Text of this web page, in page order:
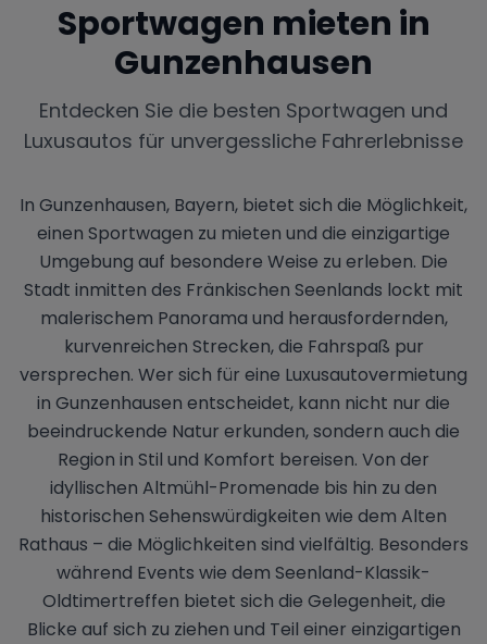
Sportwagen mieten in
Gunzenhausen
Entdecken Sie die besten Sportwagen und
Luxusautos für unvergessliche Fahrerlebnisse
In Gunzenhausen, Bayern, bietet sich die Möglichkeit,
einen Sportwagen zu mieten und die einzigartige
Umgebung auf besondere Weise zu erleben. Die
Stadt inmitten des Fränkischen Seenlands lockt mit
malerischem Panorama und herausfordernden,
kurvenreichen Strecken, die Fahrspaß pur
versprechen. Wer sich für eine Luxusautovermietung
in Gunzenhausen entscheidet, kann nicht nur die
beeindruckende Natur erkunden, sondern auch die
Region in Stil und Komfort bereisen. Von der
idyllischen Altmühl-Promenade bis hin zu den
historischen Sehenswürdigkeiten wie dem Alten
Rathaus – die Möglichkeiten sind vielfältig. Besonders
während Events wie dem Seenland-Klassik-
Oldtimertreffen bietet sich die Gelegenheit, die
Blicke auf sich zu ziehen und Teil einer einzigartigen